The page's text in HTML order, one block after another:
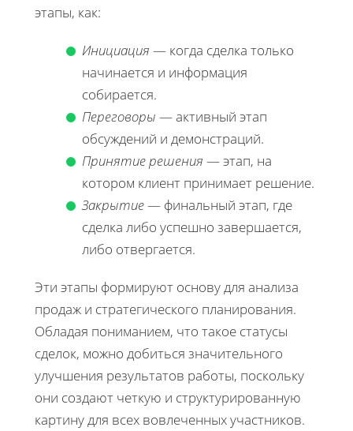
этапы, как:
Инициация — когда сделка только
начинается и информация
собирается.
Переговоры — активный этап
обсуждений и демонстраций.
Принятие решения — этап, на
котором клиент принимает решение.
Закрытие— финальный этап, где
сделка либо успешно завершается,
либо отвергается.
Эти этапы формируют основу для анализа
продаж и стратегического планирования.
Обладая пониманием, что такое статусы
сделок, можно добиться значительного
улучшения результатов работы, поскольку
они создают четкую и структурированную
картину для всех вовлеченных участников.